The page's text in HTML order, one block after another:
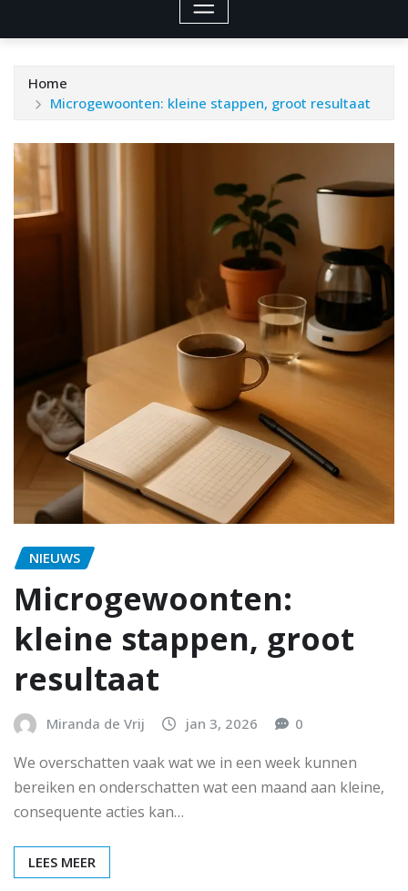
Home
Microgewoonten: kleine stappen, groot resultaat
NIEUWS
Microgewoonten:
kleine stappen, groot
resultaat
Miranda de Vrij jan 3, 2026 0
We overschatten vaak wat we in een week kunnen
bereiken en onderschatten wat een maand aan kleine,
consequente acties kan…
LEES MEER